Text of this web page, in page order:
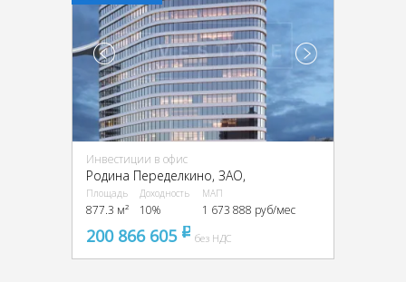
Инвестиции в офис
Родина Переделкино, ЗАО,
Площадь
877.3 м²
Доходность
10%
МАП
1 673 888 руб/мес
200 866 605 pуббез НДС